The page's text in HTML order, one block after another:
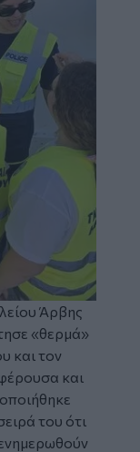
Άρβης
«θερμά»
και τον
και
του ότι